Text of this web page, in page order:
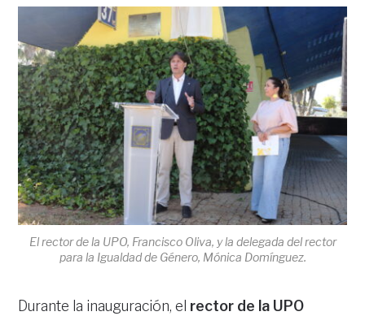
El rector de la UPO, Francisco Oliva, y la delegada del rector
para la Igualdad de Género, Mónica Domínguez.
Durante la inauguración, el rector de la UPO